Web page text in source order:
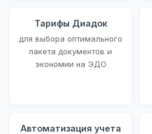
Тарифы Диадок
для выбора оптимального
пакета документов и
экономии на ЭДО
Автоматизация учета